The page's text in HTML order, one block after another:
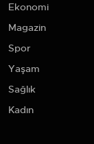
Ekonomi
Magazin
Spor
Yaşam
Sağlık
Kadın